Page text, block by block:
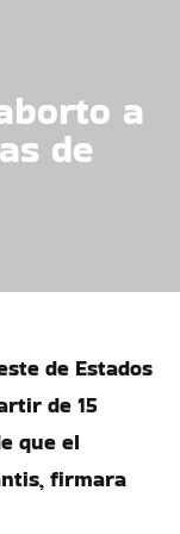
a
de
de Estados
de 15
que el
firmara